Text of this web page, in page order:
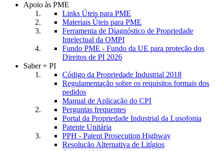
Apoio às PME
Links Úteis para PME
Materiais Úteis para PME
Ferramenta de Diagnóstico de Propriedade
Intelectual da OMPI
Fundo PME - Fundo da UE para proteção dos
Direitos de PI 2026
Saber + PI
Código da Propriedade Industrial 2018
Regulamentação sobre os requisitos formais dos
pedidos
Manual de Aplicação do CPI
Perguntas frequentes
Portal da Propriedade Industrial da Lusofonia
Patente Unitária
PPH - Patent Prosecution Highway
Resolução Alternativa de Litígios